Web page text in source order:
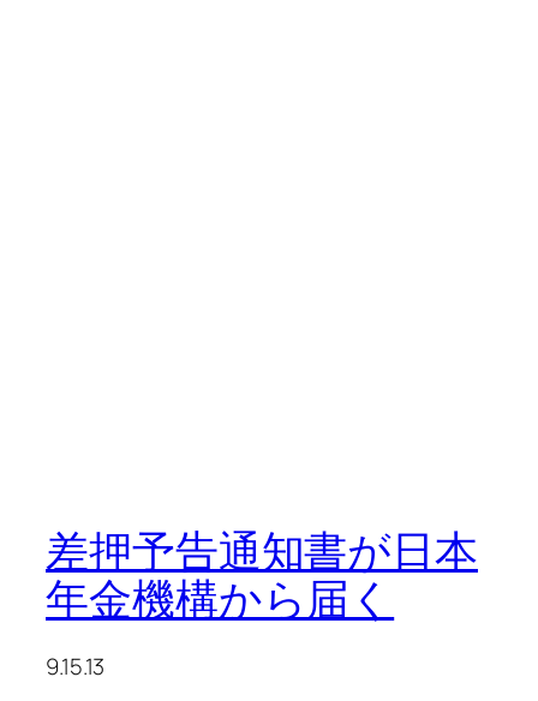
差押予告通知書が日本
年金機構から届く
9.15.13